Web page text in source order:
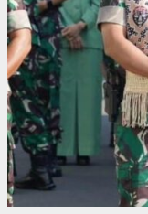
Homeyo,
Beri
Bantuan
dan
Borong
Hasil
Tani